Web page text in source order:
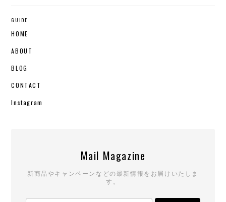
GUIDE
HOME
ABOUT
BLOG
CONTACT
Instagram
Mail Magazine
新商品やキャンペーンなどの最新情報をお届けいたしま
す。